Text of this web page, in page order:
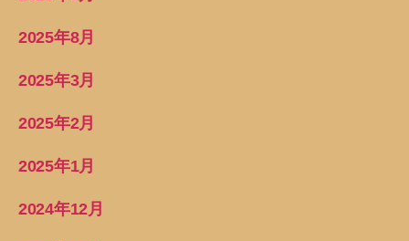
2025年8月
2025年3月
2025年2月
2025年1月
2024年12月